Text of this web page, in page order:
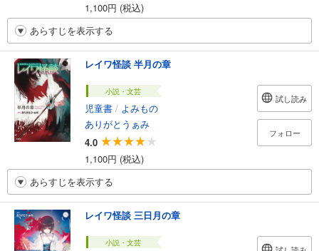
1,100円 (税込)
あらすじを表示する
レイワ怪談 半月の章
小説・文芸
児童書 / よみもの
ありがとうぁみ
4.0
1,100円 (税込)
試し読み
フォロー
あらすじを表示する
レイワ怪談 三日月の章
小説・文芸